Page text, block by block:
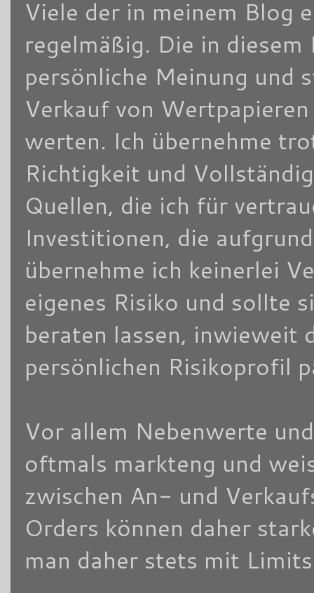
Viele der in meinem Blog
regelmäßig. Die in
persönliche Meinung und
Verkauf von
werten. Ich übernehme
Richtigkeit und
Quellen, die ich für
Investitionen, die
übernehme ich keinerlei
eigenes Risiko und sollte
beraten lassen, inwieweit
persönlichen Risikoprofil
Vor allem Nebenwerte
oftmals markteng und
zwischen An- und
Orders können daher
man daher stets mit